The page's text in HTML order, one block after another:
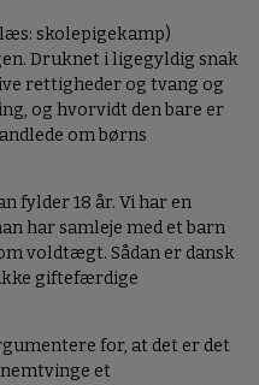
skolepigekamp)
Druknet i ligegyldig snak
rettigheder og tvang og
og hvorvidt den bare er
om børns
fylder 18 år. Vi har en
har samleje med et barn
voldtægt. Sådan er dansk
giftefærdige
for, at det er det
et